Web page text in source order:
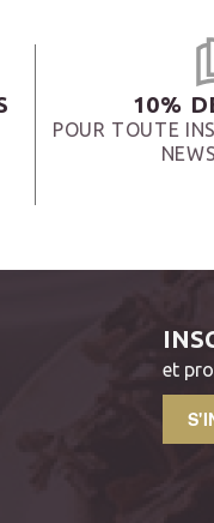
10%
POUR TOUTE
et